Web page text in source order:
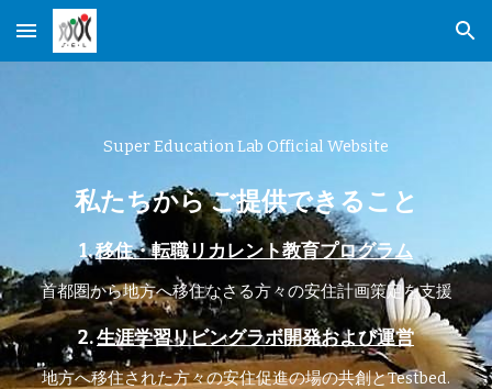
Skip to main content Skip to navigation
Super Education Lab Official Website
私たちから ご提供できること
1.移住・転職リカレント教育プログラム
首都圏から地方へ移住なさる方々の安住計画策定を支援
2.生涯学習リビングラボ開発および運営
地方へ移住された方々の安住促進の場の共創とTestbed.